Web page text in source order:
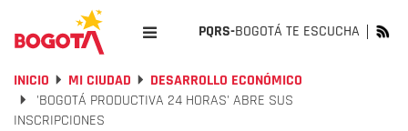
PQRS-BOGOTÁ TE ESCUCHA
INICIO MI CIUDAD
DESARROLLO ECONÓMICO
'BOGOTÁ PRODUCTIVA 24 HORAS' ABRE SUS
INSCRIPCIONES